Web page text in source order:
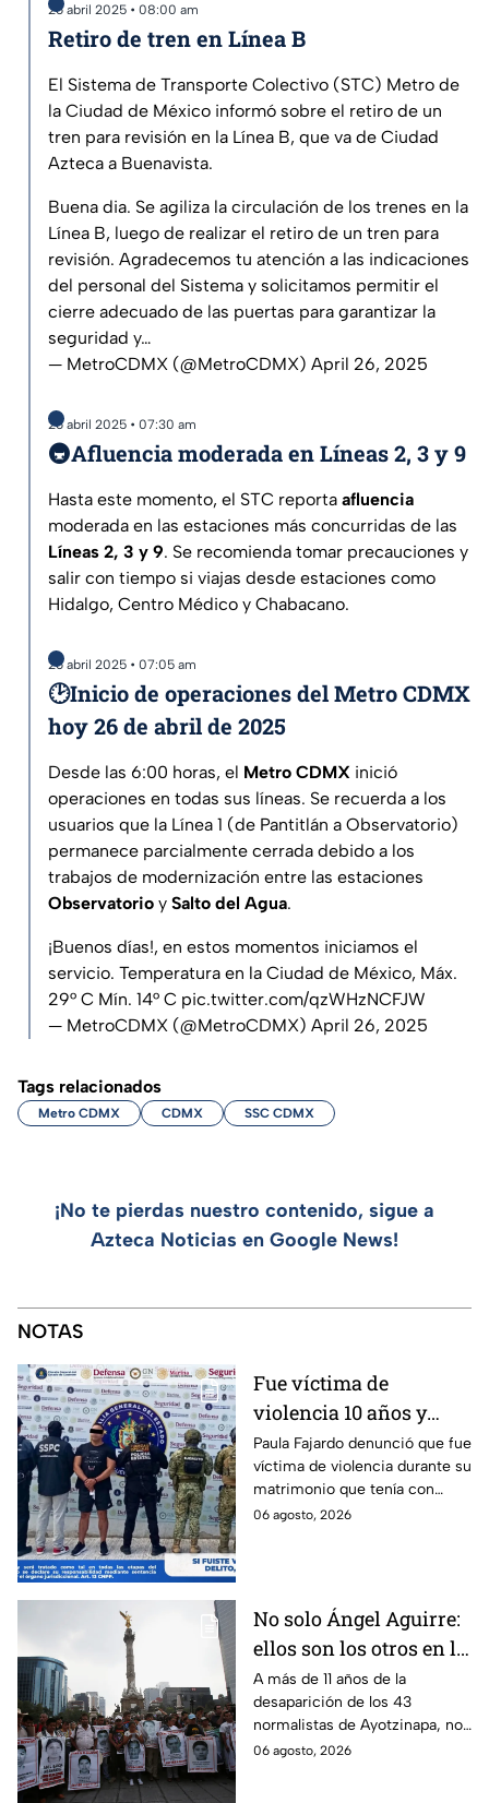
26 abril 2025 • 08:00 am
Retiro de tren en Línea B
El Sistema de Transporte Colectivo (STC) Metro de
la Ciudad de México informó sobre el retiro de un
tren para revisión en la Línea B, que va de Ciudad
Azteca a Buenavista.
Buena dia. Se agiliza la circulación de los trenes en la
Línea B, luego de realizar el retiro de un tren para
revisión. Agradecemos tu atención a las indicaciones
del personal del Sistema y solicitamos permitir el
cierre adecuado de las puertas para garantizar la
seguridad y…
— MetroCDMX (@MetroCDMX) April 26, 2025
26 abril 2025 • 07:30 am
🚇Afluencia moderada en Líneas 2, 3 y 9
Hasta este momento, el STC reporta afluencia
moderada en las estaciones más concurridas de las
Líneas 2, 3 y 9. Se recomienda tomar precauciones y
salir con tiempo si viajas desde estaciones como
Hidalgo, Centro Médico y Chabacano.
26 abril 2025 • 07:05 am
🕑Inicio de operaciones del Metro CDMX
hoy 26 de abril de 2025
Desde las 6:00 horas, el Metro CDMX inició
operaciones en todas sus líneas. Se recuerda a los
usuarios que la Línea 1 (de Pantitlán a Observatorio)
permanece parcialmente cerrada debido a los
trabajos de modernización entre las estaciones
Observatorio y Salto del Agua.
¡Buenos días!, en estos momentos iniciamos el
servicio. Temperatura en la Ciudad de México, Máx.
29° C Mín. 14° C pic.twitter.com/qzWHzNCFJW
— MetroCDMX (@MetroCDMX) April 26, 2025
Tags relacionados
Metro CDMX CDMX SSC CDMX
¡No te pierdas nuestro contenido, sigue a
Azteca Noticias en Google News!
NOTAS
Fue víctima de
violencia 10 años y
hasta ahora detienen al
presunto agresor: el
caso de Paula Fajardo
Paula Fajardo denunció que fue
víctima de violencia durante su
matrimonio que tenía con
Jorge Francisco “N”, quien fue
06 agosto, 2026
No solo Ángel Aguirre:
ellos son los otros en la
lupa por el caso
Ayotzinapa
A más de 11 años de la
desaparición de los 43
normalistas de Ayotzinapa, no
se ha conocido el paradero de
06 agosto, 2026